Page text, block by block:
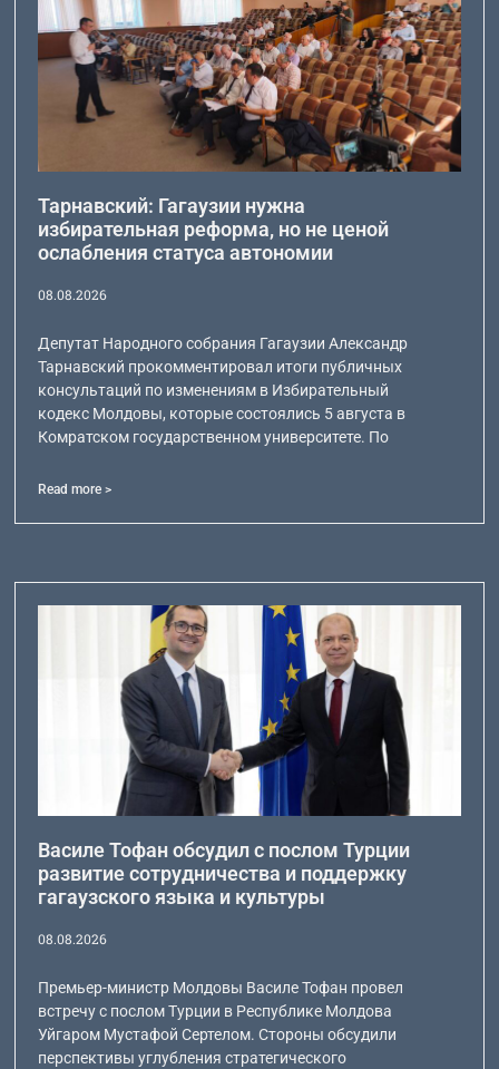
Тарнавский: Гагаузии нужна
избирательная реформа, но не ценой
ослабления статуса автономии
08.08.2026
Депутат Народного собрания Гагаузии Александр
Тарнавский прокомментировал итоги публичных
консультаций по изменениям в Избирательный
кодекс Молдовы, которые состоялись 5 августа в
Комратском государственном университете. По
Read more >
Василе Тофан обсудил с послом Турции
развитие сотрудничества и поддержку
гагаузского языка и культуры
08.08.2026
Премьер-министр Молдовы Василе Тофан провел
встречу с послом Турции в Республике Молдова
Уйгаром Мустафой Сертелом. Стороны обсудили
перспективы углубления стратегического